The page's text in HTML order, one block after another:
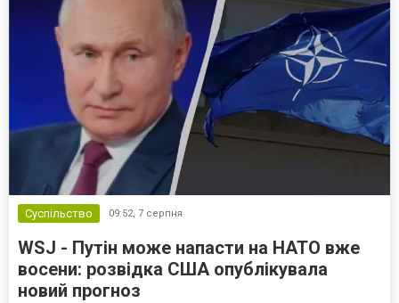
Суспільство 09:52, 7 серпня
WSJ - Путін може напасти на НАТО вже
восени: розвідка США опублікувала
новий прогноз